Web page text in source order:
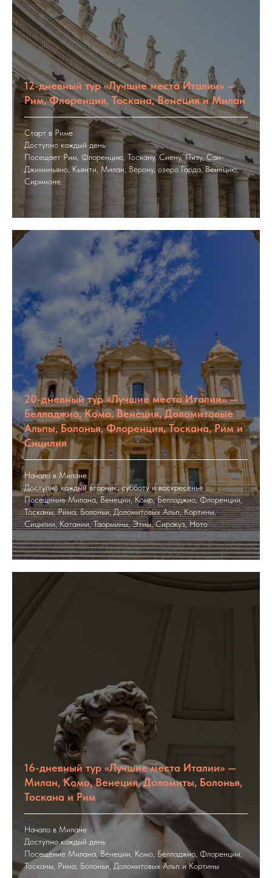
12-дневный тур «Лучшие места Италии» —
Рим, Флоренция, Тоскана, Венеция и Милан
Старт в Риме
Доступно каждый день
Посещает Рим, Флоренцию, Тоскану, Сиену, Пизу, Сан-
Джиминьяно, Кьянти, Милан, Верону, озеро Гарда, Венецию,
Сирмионе.
20-дневный тур «Лучшие места Италии» —
Белладжио, Комо, Венеция, Доломитовые
Альпы, Болонья, Флоренция, Тоскана, Рим и
Сицилия
Начало в Милане
Доступно каждый вторник, субботу и воскресенье
Посещение Милана, Венеции, Комо, Белладжио, Флоренции,
Тосканы, Рима, Болоньи, Доломитовых Альп, Кортины,
Сицилии, Катании, Таормины, Этны, Сиракуз, Ното
16-дневный тур «Лучшие места Италии» —
Милан, Комо, Венеция, Доломиты, Болонья,
Тоскана и Рим
Начало в Милане
Доступно каждый день
Посещение Милана, Венеции, Комо, Белладжио, Флоренции,
Тосканы, Рима, Болоньи, Доломитовых Альп и Кортины